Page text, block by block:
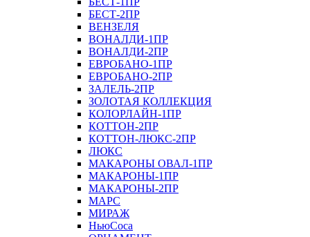
БЕСТ-2ПР
ВЕНЗЕЛЯ
ВОНАЛДИ-1ПР
ВОНАЛДИ-2ПР
ЕВРОБАНО-1ПР
ЕВРОБАНО-2ПР
ЗАЛЕЛЬ-2ПР
ЗОЛОТАЯ КОЛЛЕКЦИЯ
КОЛОРЛАЙН-1ПР
КОТТОН-2ПР
КОТТОН-ЛЮКС-2ПР
ЛЮКС
МАКАРОНЫ ОВАЛ-1ПР
МАКАРОНЫ-1ПР
МАКАРОНЫ-2ПР
МАРС
МИРАЖ
НьюСоса